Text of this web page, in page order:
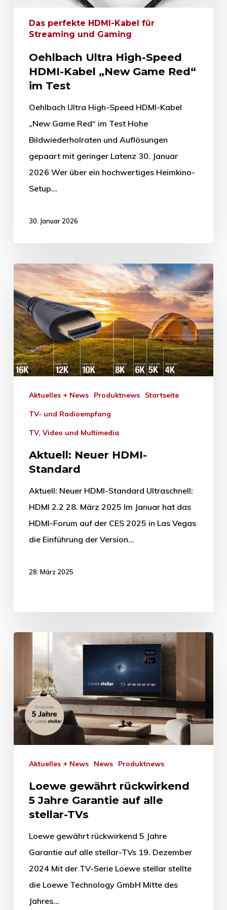
Das perfekte HDMI-Kabel für
Streaming und Gaming
Oehlbach Ultra High-Speed
HDMI-Kabel „New Game Red“
im Test
Oehlbach Ultra High-Speed HDMI-Kabel
„New Game Red“ im Test Hohe
Bildwiederholraten und Auflösungen
gepaart mit geringer Latenz 30. Januar
2026 Wer über ein hochwertiges Heimkino-
Setup…
30. Januar 2026
Aktuelles + News Produktnews Startseite
TV- und Radioempfang
TV, Video und Multimedia
Aktuell: Neuer HDMI-
Standard
Aktuell: Neuer HDMI-Standard Ultraschnell:
HDMI 2.2 28. März 2025 Im Januar hat das
HDMI-Forum auf der CES 2025 in Las Vegas
die Einführung der Version…
28. März 2025
Aktuelles + News News Produktnews
Loewe gewährt rückwirkend
5 Jahre Garantie auf alle
stellar-TVs
Loewe gewährt rückwirkend 5 Jahre
Garantie auf alle stellar-TVs 19. Dezember
2024 Mit der TV-Serie Loewe stellar stellte
die Loewe Technology GmbH Mitte des
Jahres…